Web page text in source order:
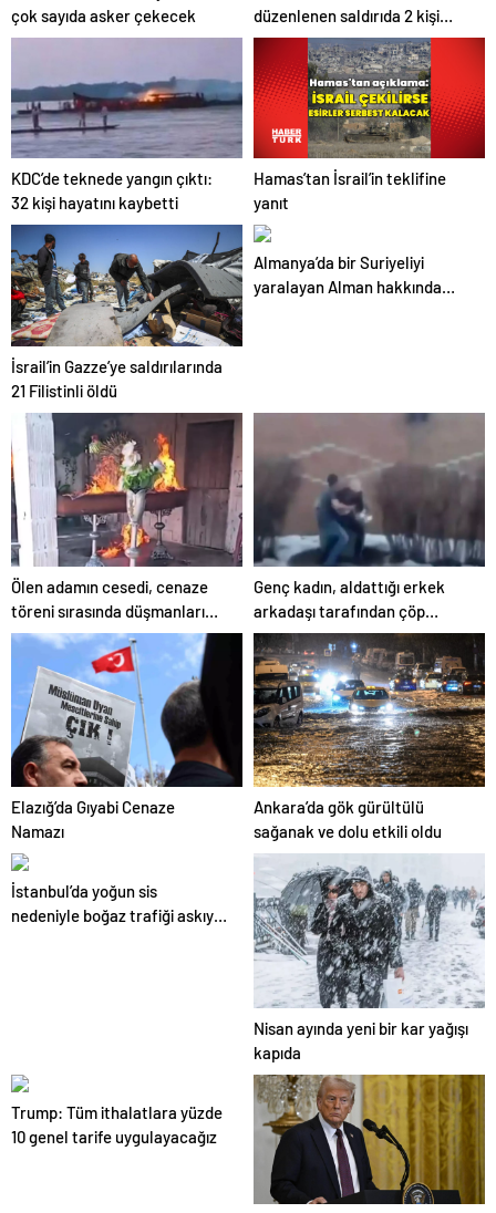
çok sayıda asker çekecek
düzenlenen saldırıda 2 kişi
hayatını kaybetti
KDC’de teknede yangın çıktı:
32 kişi hayatını kaybetti
Hamas’tan İsrail’in teklifine
yanıt
İsrail’in Gazze’ye saldırılarında
21 Filistinli öldü
Almanya’da bir Suriyeliyi
yaralayan Alman hakkında
Ölen adamın cesedi, cenaze
töreni sırasında düşmanları
tarafından ateşe verildi
Genç kadın, aldattığı erkek
arkadaşı tarafından çöp
konteynerine atıldı
Elazığ’da Gıyabi Cenaze
Namazı
Ankara’da gök gürültülü
sağanak ve dolu etkili oldu
İstanbul’da yoğun sis
nedeniyle boğaz trafiği askıya
Nisan ayında yeni bir kar yağışı
kapıda
Trump: Tüm ithalatlara yüzde
10 genel tarife uygulayacağız